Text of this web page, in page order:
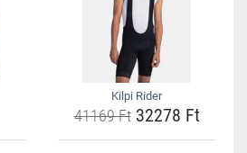
Kilpi Rider
41169 Ft32278 Ft